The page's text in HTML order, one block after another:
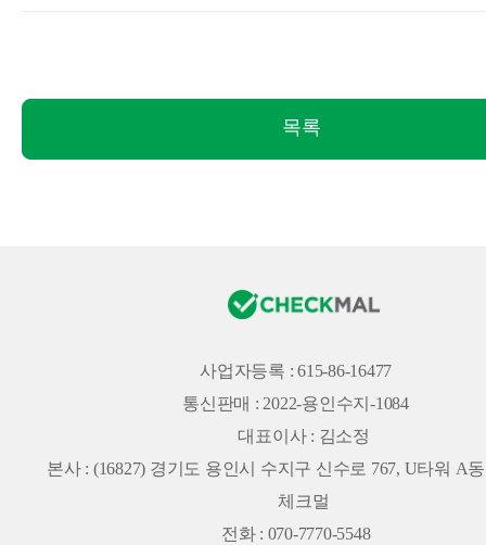
목록
사업자등록 : 615-86-16477
통신판매 : 2022-용인수지-1084
대표이사 : 김소정
본사 : (16827) 경기도 용인시 수지구 신수로 767, U타워 A
체크멀
전화 : 070-7770-5548